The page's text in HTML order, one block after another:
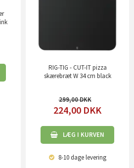
RIG-TIG - CUT-IT pizza
skærebræt W 34 cm black
299,00
224,00 DKK
LÆG I KURVEN
8-10 dagelevering